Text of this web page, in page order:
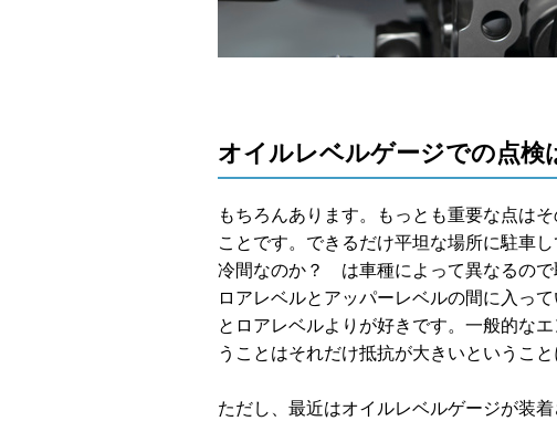
オイルレベルゲージでの点検
もちろんあります。もっとも重要な点は
ことです。できるだけ平坦な場所に駐車
冷間なのか？ は車種によって異なるの
ロアレベルとアッパーレベルの間に入っ
とロアレベルよりが好きです。一般的な
うことはそれだけ抵抗が大きいということ
ただし、最近はオイルレベルゲージが装